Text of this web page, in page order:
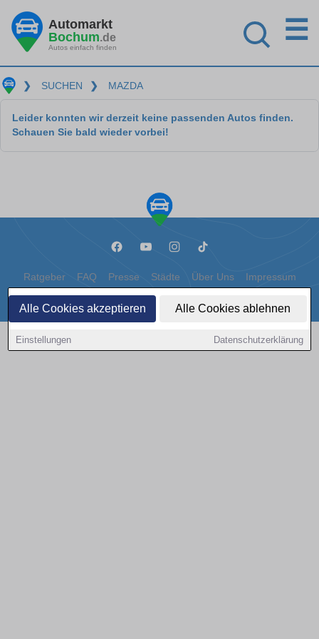
Alle Cookies akzeptieren Alle Cookies ablehnen
Einstellungen Datenschutzerklärung
Automarkt
Bochum.de
Autos einfach finden
☰
❯ SUCHEN ❯ MAZDA
Leider konnten wir derzeit keine passenden Autos finden.
Schauen Sie bald wieder vorbei!
Ratgeber FAQ Presse Städte Über Uns Impressum
Datenschutz Cookies
Copyright © 2000 - 2026 | 1A Infosysteme GmbH | Content by: 1a-sites-autos